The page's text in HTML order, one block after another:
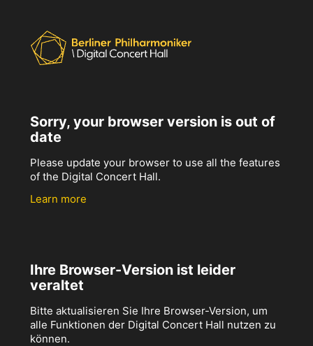
Sorry, your browser version is out of
date
Please update your browser to use all the features
of the Digital Concert Hall.
Learn more
Ihre Browser-Version ist leider
veraltet
Bitte aktualisieren Sie Ihre Browser-Version, um
alle Funktionen der Digital Concert Hall nutzen zu
können.